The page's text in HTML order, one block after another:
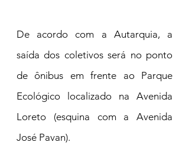
De acordo com a Autarquia, a
saída dos coletivos será no ponto
de ônibus em frente ao Parque
Ecológico localizado na Avenida
Loreto (esquina com a Avenida
José Pavan).